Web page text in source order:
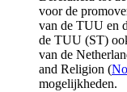
voor de
van de TUU en
de TUU (ST)
van de
and Religion (
mogelijkheden.